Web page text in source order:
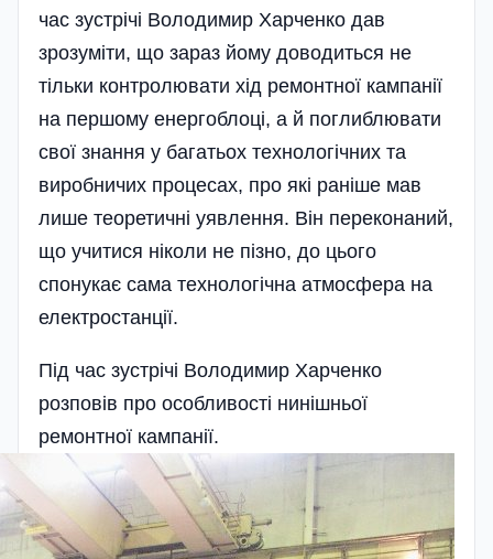
час зустрічі Володимир Харченко дав
зрозуміти, що зараз йому доводиться не
тільки контролювати хід ремонт­ної кампанії
на першому енергоблоці, а й поглиблювати
свої знання у багатьох технологічних та
виробничих процесах, про які раніше мав
лише теоретичні уявлення. Він переконаний,
що учитися ніколи не пізно, до цього
спонукає сама технологічна атмо­сфера на
електростанції.
Під час зустрічі Володимир Харченко
розповів про особливості нинішньої
ремонтної кампанії.